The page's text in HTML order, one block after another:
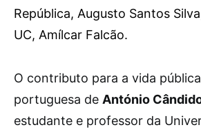
República, Augusto Santos
UC, Amílcar Falcão.
O contributo para a vida
portuguesa de António
estudante e professor da